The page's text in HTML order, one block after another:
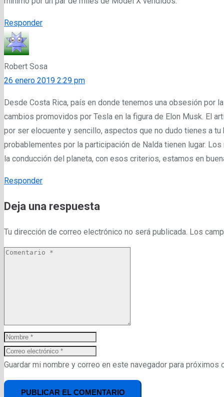
Responder
Robert Sosa
26 enero 2019 2:29 pm
Desde Costa Rica, país en donde tenemos una obsesión por
cambios promovidos por Tesla en la figura de Elon Musk. El
por ser elocuente y sencillo, aspectos que no dudo tienes a tu
probablementes por la participación de Nalda tienen lugar.
la conducción del planeta, con esos criterios, estamos en
Responder
Deja una respuesta
Tu dirección de correo electrónico no será publicada. Los
Guardar mi nombre y correo en este navegador para próximos
PUBLICAR EL COMENTARIO